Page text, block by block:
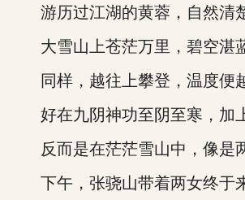
游历过江湖的黄蓉，自然清楚
大雪山上苍茫万里，碧空湛
同样，越往上攀登，温度便
好在九阴神功至阴至寒，加上
反而是在茫茫雪山中，像是两
下午，张骁山带着两女终于来